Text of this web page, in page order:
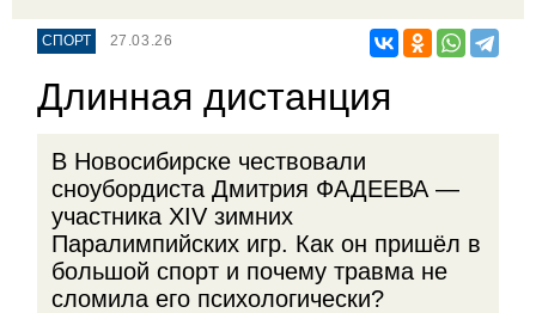
СПОРТ 27.03.26
Длинная дистанция
В Новосибирске чествовали
сноубордиста Дмитрия ФАДЕЕВА —
участника XIV зимних
Паралимпийских игр. Как он пришёл в
большой спорт и почему травма не
сломила его психологически?